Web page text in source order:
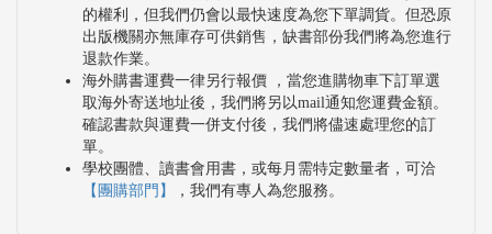
的權利，但我們仍會以最快速度為您下單調貨。但恐原
出版機關亦無庫存可供銷售，缺書部份我們將為您進行
退款作業。
海外購書運費一律另行報價 ，當您進購物車下訂單選
取海外寄送地址後，我們將另以mail通知您運費金額。
確認書款與運費一併支付後，我們將儘速處理您的訂
單。
學校團體、讀書會用書，或每月需特定數量者，可洽
【團購部門】
，我們有專人為您服務。